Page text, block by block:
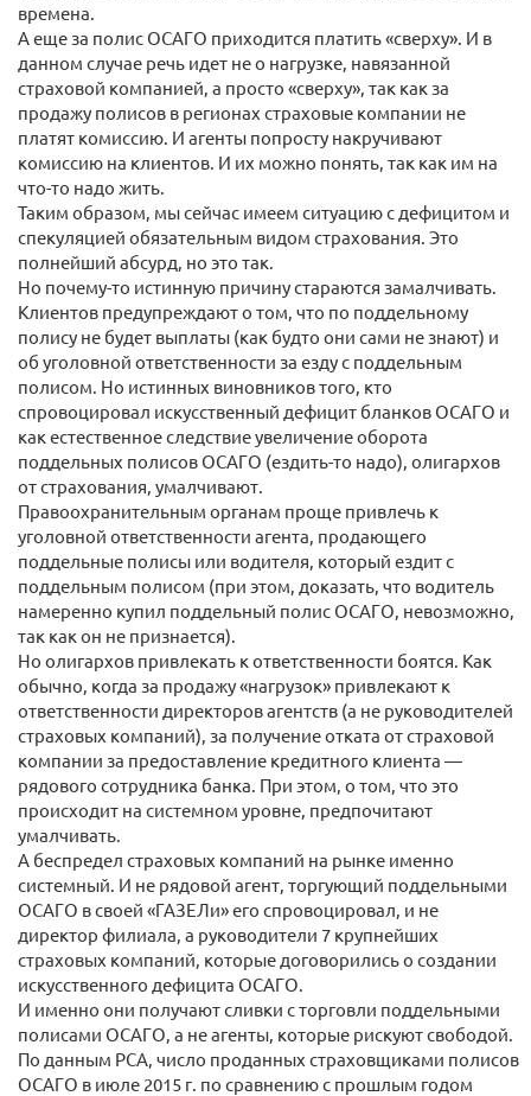
времена.
А еще за полис ОСАГО приходится платить «сверху». И в
данном случае речь идет не о нагрузке, навязанной
страховой компанией, а просто «сверху», так как за
продажу полисов в регионах страховые компании не
платят комиссию. И агенты попросту накручивают
комиссию на клиентов. И их можно понять, так как им на
что-то надо жить.
Таким образом, мы сейчас имеем ситуацию с дефицитом и
спекуляцией обязательным видом страхования. Это
полнейший абсурд, но это так.
Но почему-то истинную причину стараются замалчивать.
Клиентов предупреждают о том, что по поддельному
полису не будет выплаты (как будто они сами не знают) и
об уголовной ответственности за езду с поддельным
полисом. Но истинных виновников того, кто
спровоцировал искусственный дефицит бланков ОСАГО и
как естественное следствие увеличение оборота
поддельных полисов ОСАГО (ездить-то надо), олигархов
от страхования, умалчивают.
Правоохранительным органам проще привлечь к
уголовной ответственности агента, продающего
поддельные полисы или водителя, который ездит с
поддельным полисом (при этом, доказать, что водитель
намеренно купил поддельный полис ОСАГО, невозможно,
так как он не признается).
Но олигархов привлекать к ответственности боятся. Как
обычно, когда за продажу «нагрузок» привлекают к
ответственности директоров агентств (а не руководителей
страховых компаний), за получение отката от страховой
компании за предоставление кредитного клиента —
рядового сотрудника банка. При этом, о том, что это
происходит на системном уровне, предпочитают
умалчивать.
А беспредел страховых компаний на рынке именно
системный. И не рядовой агент, торгующий поддельными
ОСАГО в своей «ГАЗЕЛи» его спровоцировал, и не
директор филиала, а руководители 7 крупнейших
страховых компаний, которые договорились о создании
искусственного дефицита ОСАГО.
И именно они получают сливки с торговли поддельными
полисами ОСАГО, а не агенты, которые рискуют свободой.
По данным РСА, число проданных страховщиками полисов
ОСАГО в июле 2015 г. по сравнению с прошлым годом